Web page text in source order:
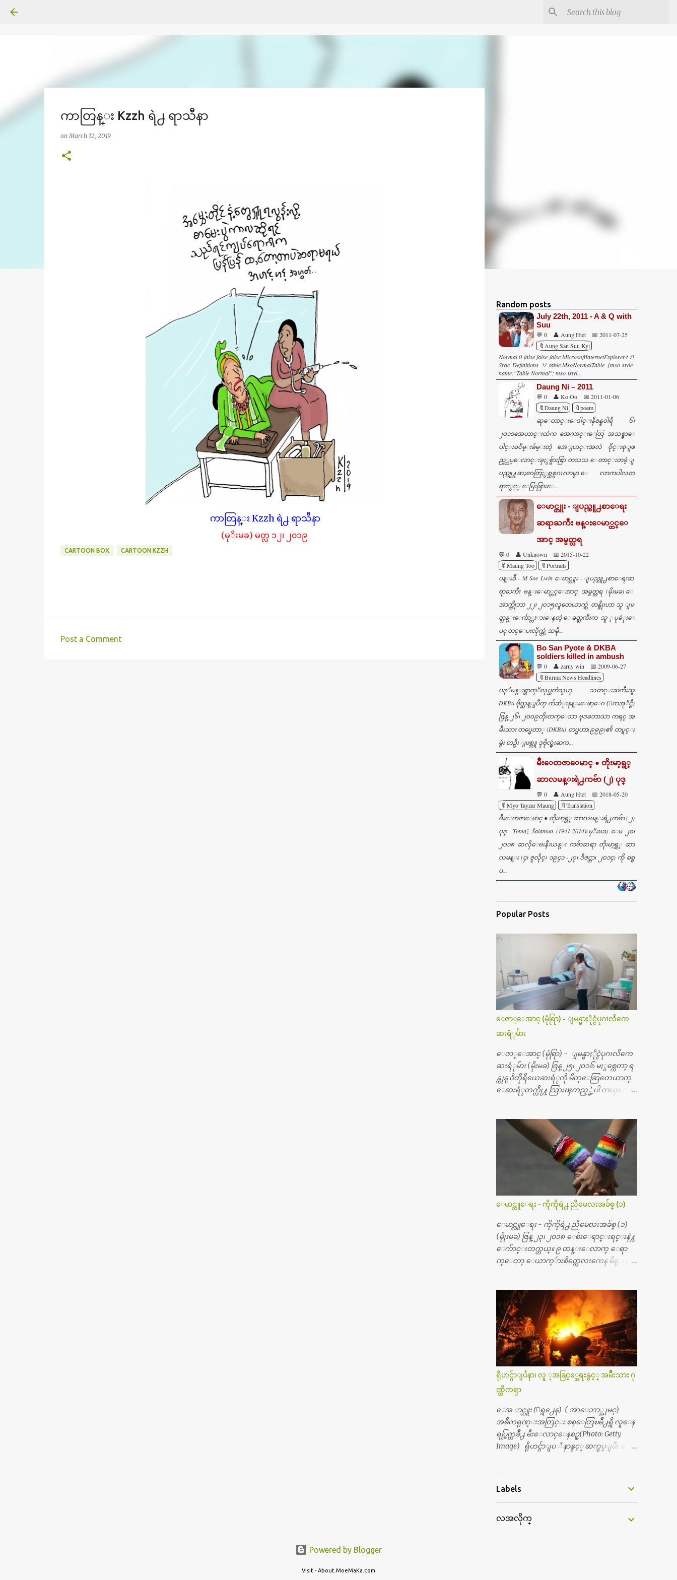
ကာတြန္း Kzzh ရဲ႕ ရာသီနာ
onMarch 12, 2019
ကာတြန္း Kzzh ရဲ႕ ရာသီနာ
(မုိးမခ) မတ္လ ၁၂၊ ၂၀၁၉
CARTOON BOX CARTOON KZZH
Post a Comment
Random posts
July 22th, 2011 - A & Q with
Suu
💬 0 👤 Aung Htet
📅 2011-07-25
🔖Aung San Suu Kyi
Normal 0 false false false MicrosoftInternetExplorer4 /*
Style Definitions */ table.MsoNormalTable {mso-style-
name:"Table Normal"; mso-tstyl...
Daung Ni – 2011
💬 0 👤 Ko Oo
📅 2011-01-06
🔖Daung Ni
🔖poem
ဆုေတာင္းေဒါင္းနီဇန္နဝါရီ ၆၊
၂၀၁၁အေဟာင္းထဲက အေကာင္းေတြ အသစ္မွာေ
ပါင္းၿငိမ္းခ်မ္းတဲ့ အေျပာင္းအလဲ ဝိုင္းစုျဖ
ည့္ထပ္ေလာင္းခုႏွစ္မ်ားစြာ တသသ ေတာင္းတခဲ့ ျ
ပည္သူ႔ဆႏၵေတြႏွစ္သစ္မဂၤလာမွာ ေလာကပါလတ
ရားႏွင့္ ေမြးဖြားေ...
ေမာင္တူး - ျပည္သူ႕စာေရး
ဆရာႀကီး ဗန္းေမာ္တင္ေ
အာင္ အမွတ္တရ
💬 0 👤 Unknown
📅 2015-10-22
🔖Maung Too
🔖Portraits
ပန္းခ်ီ - M Soe Lwin ေမာင္တူး - ျပည္သူ႕စာေရးဆ
ရာႀကီး ဗန္းေမာ္တင္ေအာင္ အမွတ္တရ (မိုးမခ) ေ
အာက္တိုဘာ ၂၂၊ ၂၀၁၅လူတေယာက္ရဲ့ တန္ဖိုးဟာ သူ ျဖ
တ္သန္းေက်ာ္လႊားေနတဲ့ ေခတ္ႀကီးက သူ ့ပုခံုးေ
ပၚ တင္ေပးလိုက္တဲ့ သမို...
Bo San Pyote & DKBA
soldiers killed in ambush
💬 0 👤 zarny win
📅 2009-06-27
🔖Burma News Headlines
ပဒုိမန္းရွာကုိလုပ္ႀကံသူဟု သတင္းႀကီးသူ
DKBA ဗိုလ္ဆန္ျပဳတ္ က်ဆံုးနန္းေဖာ့ေဂ (ေကအုိင္စီ)
ဇြန္ ၂၆၊ ၂၀၀၉တိုးတက္ေသာ ဗုဒၶဘာသာ ကရင္ အ
မ်ဳိးသား တပ္မေတာ္ (DKBA) တပ္မဟာ(၉၉၉)၏ တပ္ရင္း
မွဴး တဦး ျဖစ္သူ ဒုဗိုလ္မွဴးႀက...
မ်ဳိးေတဇာေမာင္ ● တိုးမာ့ရွ္
ဆာလမန္းရဲ႕ကဗ်ာ (၂) ပုဒ္
💬 0 👤 Aung Htet
📅 2018-05-20
🔖Myo Tayzar Maung
🔖Translation
မ်ဳိးေတဇာေမာင္ ● တိုးမာ့ရွ္ ဆာလမန္းရဲ႕ကဗ်ာ (၂)
ပုဒ္ Tomaž Šalamun (1941-2014)(မုိးမခ) ေမ ၂၀၊
၂၀၁၈ ဆလိုေဗးနီးယန္း ကဗ်ာဆရာ တိုးမာ့ရွ္ ဆာ
လမန္း (၄၊ ဇူလိုင္၊ ၁၉၄၁ -၂၇၊ ဒီဇင္ဘာ၊ ၂၀၁၄) ကို စစ္ၿ
ပ...
Popular Posts
ေဇာ္ေအာင္ (မုံရြာ) - ျမန္မာႏိုင္ငံပုဂၢလိကေ
ဆးရံုမ်ား
ေဇာ္ေအာင္ (မုံရြာ) - ျမန္မာႏိုင္ငံပုဂၢလိကေ
ဆးရံုမ်ား (မိုးမခ) ဇြန္ ၂၅၊ ၂၀၁၆ မႏွစ္ကေတာ့ ရ
န္ကုန္ ဝိတိုရိယေဆးရံုကို မိတ္ေဆြတေယာက္
ေဆးရံုတက္လို႔ သြားၾကည့္ခဲ့ပါ တယ္။ အရ
မ္းသြားလို႔ အရိုးအစားထိုးကုသျခင္း လုပ္ပါ
တယ္။ အရိုးအထူးကု ဆရာဝန္က ဝိတိုရိယေဟာ္တ
ယ္လိုအခန္းမွာ တရက္ က်ပ္ ၃ ေသာင္းနဲ႔ေနေ
စၿပီး၊ အာရွေတာ္ဝင္ခြဲစိတ္ခန္းကို ငွားရမ္းခြဲစိ
တ္ အရိုးအစားထိုးကုပါတယ္။ ေဆးစစ္၊ေဆး
ဝယ္၊ ခြဲစိတ္ကု၊ အရိုးအစားထိုးပစၥည္း စတဲ့စရိ
တ္ေတြနဲ႔ေဆးရံုမွာ ၂ ပတ္ေနထိုင္စရိတ္ သိ
န္း ၇၀ ေလာက္ ကုန္သြားပါတယ္။ သူငယ္ခ်င္းျ
ဖစ္သူကို လာေတြ႔ရင္း ဟိုတယ္လို သန္႔ရွင္း
သပ္ရပ္တဲ့ ဝိတိုရိယေဆးရံုမွာ စီတီစကင္ နဲ႔ အမ္အာ
အိုင္1 စက္ခန္းကိုေတြ႔လို႔ေမးၾကည့္ေ
တာ့ တခါစမ္းရင္ က်ပ္တသိန္းေက်ာ္ က်သင့္တ
ကီးေတြနဲ႔ စမ္းသပ္ရပါတယ္။ ခႏၱာကိုယ္အစိတ္ပို
င္း ကလီစာေတြကိုၾကည့္ရႈတဲ့ အာလထ
ရာေဆာင္း2 စက္ေတြကေတာ့ ေစ်းသိပ္မႀ
ကီးလို႔ ျမန္မာျပည္ေဆးရံုတိုင္းရွိပါတယ္။
တစ္ခါစမ္းရင္ က်ပ္တစ္ေသာင္းေလာက္ က်သ
င့္ပါတယ္။ စာေရးသူ လြန္ခဲ့တဲ့ (၂)...
ေမာင္လူေရး - ကိုကိုရဲ႕ ညီမေလးအခ်စ္ (၁)
ေမာင္လူေရး - ကိုကိုရဲ႕ ညီမေလးအခ်စ္ (၁)
(မိုုးမခ) ဇြန္ ၂၃၊ ၂၀၁၈ ေစ်းေရာင္းရင္းနဲ႔
ေက်ာင္းတက္တယ္။ ၉ တန္းေလာက္ ေရာ
က္ေတာ့ ေယာက္်ားစိတ္ကေလးကေန မိန္းမစိ
တာေပါ့။ မိန္းကေလး အေပါင္းအသင္းလ
ည္း မ်ားတယ္။ ငယ္ငယ္တုန္းကေတာ့ အမေတြနဲ႔
ေနတာဆုိေတာ့ သနပ္ခါးေလးေတြ လိမ္း
တယ္။ ပန္းပန္တယ္။ မိန္းကေလး အဝတ္အစားေ
တြကိုလည္း ခုိးဝတ္တယ္။ မိန္းမစိတ္ရွိေတာ့
ရွိေပမယ့္ ကိုယ့္ကိုယ္ကို မိန္းမစိတ္ေပါက္မွန္း
သိတာက ၉ တန္း၊ ၁၀ တန္းေလာက္ကမွ။ ညီအ
စ္ကို ေမာင္နွမ အားလံုး ၆ ေယာက္ရွိတယ္။ အစ္ကို ၃
ေယာက္၊ အစ္မ ႏွစ္ေယာက္။ အစ္ကိုေတြက
လည္း သူ႔ အေပါင္းအသင္းနဲ႔ သူဆိုေ
တာ့ အမေတြနဲ႔ဘဲ ေပါင္းတယ္။ ျပီးေတာ့
အေဖကလည္း ေယာက္်ားဆုိ ေယာ
က္်ားေလးလုိဘဲ ေနေစခ်င္တယ္။ အေဖ့ကို
ေၾကာက္လည္း ေၾကာက္ရတယ္။ ေယာ
က္်ားေလး စိတ္လည္း ရွိေအာင္ ဘာသာေရး
လည္း လုိက္စားေအာင္ တန္ခူးလဆုိ တစ္လ
လံုး ကိုရင္ ဝတ္ခုိင္းတယ္။ ေက်ာင္းမွာဆုိ
ရင္ ေယာက္်ားေလးေတြက ကိုယ့္ကို ဘာ
ပဲျဖစ္ျဖစ္ မၾကားတၾကား စရင္စတယ္။
ရိုဟင္ဂ်ာျပႆနာ၊ လူ ့အခြင့္အေရးနွင့္ အမ်ိဳးသား ဂု
ဏ္သိကၡာ
ေအ ာင္ထူး (ေရွ႕ေန) ( အာေဘာ္အျမင္)
အဓိကရုဏ္းအတြင္း စစ္ေတြၿမိဳ႕ရွိ လူေန
ရပ္ကြက္တခ်ိဳ႕ မီးေလာင္ေနစဥ္(Photo: Getty
Image) ရိုဟင္ဂ်ာျပ ႆ နာနွင့္ ဆက္စပ္ျပီး ေ
ဇီးရား နိုင္ငံတကာ ရုပ္သံလႊင့္ဌာနမွ ရိုဟင္ဂ်ာလူထု
တြင္းေနထိုင္ရာ တြင္လည္း အကူအညီမ်ား မရ
Labels
လအလိုက္
Powered by Blogger
Visit - About.MoeMaKa.com